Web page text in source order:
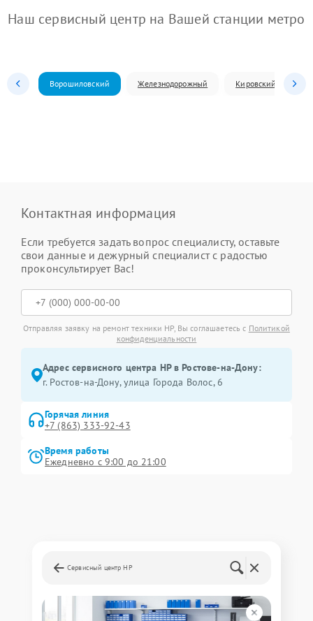
Наш сервисный центр на Вашей станции метро
Ворошиловский Железнодорожный Кировский
Контактная информация
Если требуется задать вопрос специалисту, оставьте
свои данные и дежурный специалист с радостью
проконсультирует Вас!
Отправляя заявку на ремонт техники HP, Вы соглашаетесь с Политикой
конфиденциальности
Адрес сервисного центра HP в Ростове-на-Дону:
г. Ростов-на-Дону, улица Города Волос, 6
Горячая линия
+7 (863) 333-92-43
Время работы
Ежедневно с 9:00 до 21:00
Сервисный центр HP